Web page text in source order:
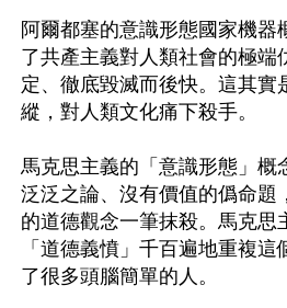
阿爾都塞的意識形態國家機器
了共產主義對人類社會的極端
定、徹底毀滅而後快。這其實
縱，對人類文化痛下殺手。
馬克思主義的「意識形態」概
泛泛之論、沒有價值的僞命題
的道德觀念一筆抹殺。馬克思
「道德義憤」千百遍地重複
了很多頭腦簡單的人。